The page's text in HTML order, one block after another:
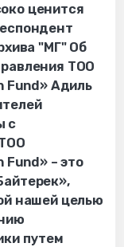
ценится
"МГ" Об
ТОО
Fund» Адиль
с
– это
нашей целью
путем